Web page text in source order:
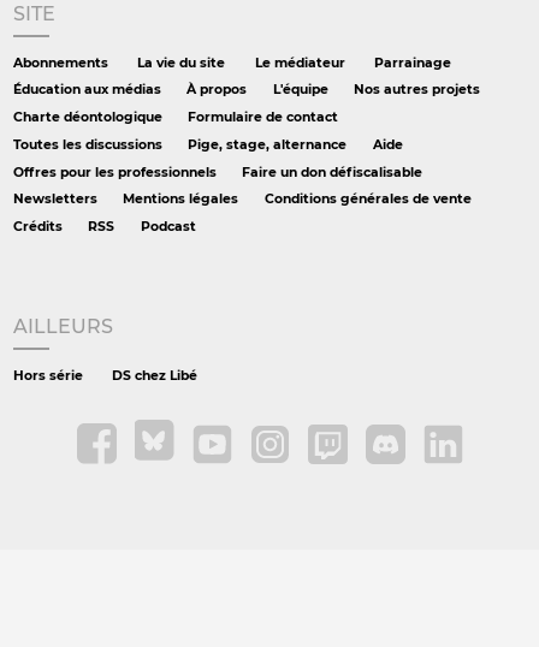
SITE
Abonnements La vie du site Le médiateur
Parrainage
Éducation aux médias
À propos L'équipe
Nos autres projets
Charte déontologique
Formulaire de contact
Toutes les discussions
Pige, stage, alternance
Aide
Offres pour les professionnels
Faire un don défiscalisable
Newsletters
Mentions légales
Conditions générales de vente
Crédits
RSS Podcast
AILLEURS
Hors série DS chez Libé